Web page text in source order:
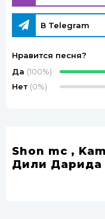
В Telegram
Нравится песня?
Да (100%)
Нет (0%)
Shon mc ,
Дили Дарида